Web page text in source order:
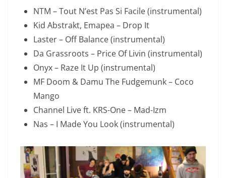
NTM – Tout N’est Pas Si Facile (instrumental)
Kid Abstrakt, Emapea – Drop It
Laster – Off Balance (instrumental)
Da Grassroots – Price Of Livin (instrumental)
Onyx – Raze It Up (instrumental)
MF Doom & Damu The Fudgemunk – Coco
Mango
Channel Live ft. KRS-One – Mad-Izm
Nas – I Made You Look (instrumental)